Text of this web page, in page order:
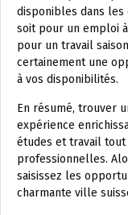
disponibles dans les
soit pour un emploi
pour un travail
certainement une
à vos disponibilités.
En résumé, trouver
expérience
études et travail
professionnelles.
saisissez les
charmante ville